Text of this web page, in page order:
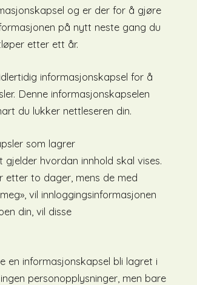
og er der for å gjøre
på nytt neste gang du
etter ett år.
informasjonskapsel for å
Denne informasjonskapselen
du lukker nettleseren din.
som lagrer
hvordan innhold skal vises.
etter to dager, mens de med
vil innloggingsinformasjonen
din, vil disse
en informasjonskapsel bli lagret i
personopplysninger, men bare